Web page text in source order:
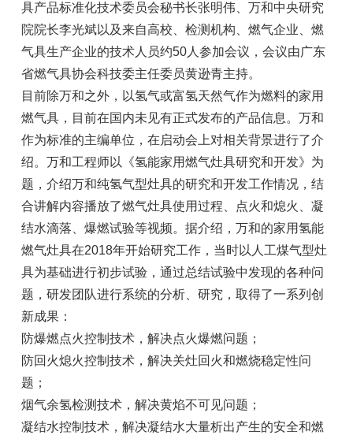
具产品标准化技术委员会秘书长张明伟、万和中央研究
院院长李光斌以及来自高校、检测机构、燃气企业、燃
气具生产企业的技术人员约50人参加会议，会议由广东
省燃气具协会科技委主任委员黄逊青主持。
目前除万和之外，以氢气或富氢天然气作为燃料的家用
燃气具，目前在国内未见有正式发布的产品信息。万和
作为标准的主编单位，在启动会上对相关背景进行了介
绍。万和工程师以《氢能家用燃气灶具研究和开发》为
题，介绍万和纯氢气型灶具的研究和开发工作情况，结
合讲解内容播放了燃气灶具使用过程、点火和熄火、凝
结水滴落、爆燃试验等视频。据介绍，万和的家用氢能
燃气灶具在2018年开始研究工作，当时以人工煤气型灶
具为基础进行初步试验，通过总结试验中发现的各种问
题，研发团队进行系统的分析、研究，取得了一系列创
新成果：
防爆燃点火控制技术，解决点火爆燃问题；
防回火熄火控制技术，解决关灶回火和燃烧稳定性问
题；
烟气余氢检测技术，解决黄焰不可见问题；
凝结水控制技术，解决凝结水大量析出产生的安全和燃